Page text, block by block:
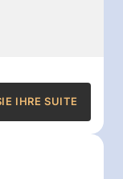
IHRE SUITE